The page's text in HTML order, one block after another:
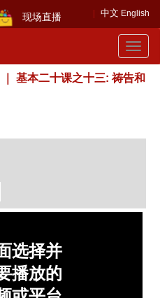
中文 English
现场直播
Toggle
基本二十课之十三: 祷告和